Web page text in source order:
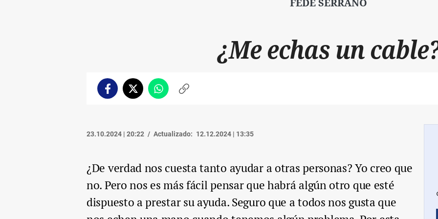
FEDE SERRANO
¿Me echas un
FacebookTwitterWhatsappCopiar
23.10.2024 | 20:22 Actualizado: 12.12.2024 | 13:35
¿De verdad nos cuesta tanto ayudar a otras personas? Yo creo que
no. Pero nos es más fácil pensar que habrá algún otro que esté
dispuesto a prestar su ayuda. Seguro que a todos nos gusta que